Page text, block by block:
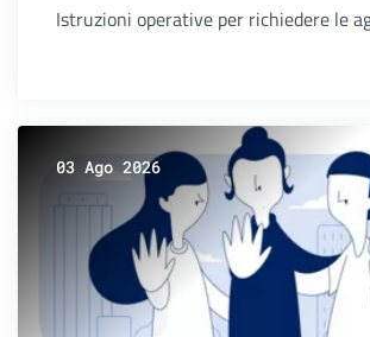
Istruzioni operative per richiedere le
03 Ago 2026